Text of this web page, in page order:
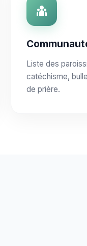
Liste des
catéchisme,
de prière.